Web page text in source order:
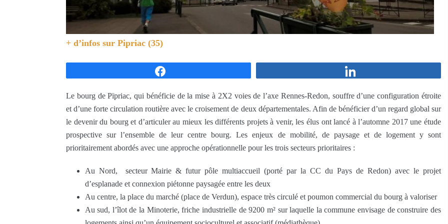
+ d’infos sur Pipriac (35)
Le bourg de Pïpriac, qui bénéficie de la mise à 2X2 voies de l’axe Rennes-Redon, souffre d’une configuration étroite
et d’une forte circulation routière avec le croisement de deux départementales. Afin de bénéficier d’un regard global sur
le devenir du bourg et d’articuler au mieux les différents projets à venir, les élus ont lancé à l’automne 2017 une étude
prospective sur l’ensemble de leur centre bourg. Les enjeux de mobilité, de paysage et de logement y sont
prioritairement abordés avec une approche opérationnelle pour les trois secteurs prioritaires :
Au Nord, secteur Mairie & futur pôle multiaccueil (porté par la CC du Pays de Redon) avec le projet
d’esplanade et connexion piétonne paysagée entre les deux
Au centre, la place du marché (place de Verdun), espace très circulé et poumon commercial du bourg à valoriser
Au sud, l’îlot de la Minoterie, friche industrielle de 9200 m² sur laquelle la commune envisage de construire des